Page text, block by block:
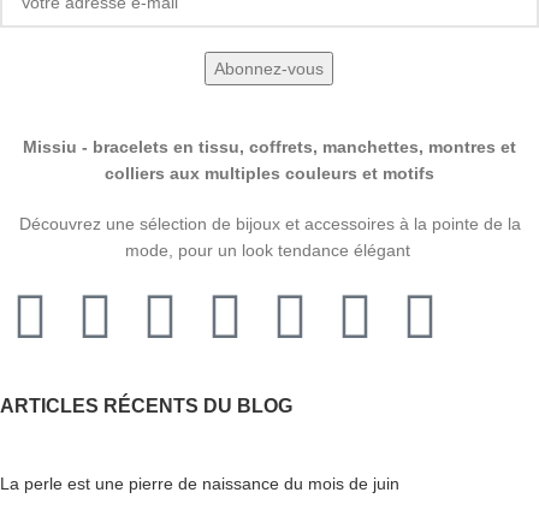
Missiu - bracelets en tissu, coffrets, manchettes, montres et
colliers aux multiples couleurs et motifs
Découvrez une sélection de bijoux et accessoires à la pointe de la
mode, pour un look tendance élégant
ARTICLES RÉCENTS DU BLOG
La perle est une pierre de naissance du mois de juin